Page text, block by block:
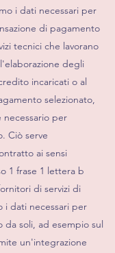
i dati necessari per
di pagamento
tecnici che lavorano
degli
incaricati o al
selezionato,
necessario per
Ciò serve
ai sensi
1 frase 1 lettera b
di servizi di
i dati necessari per
soli, ad esempio sul
un'integrazione